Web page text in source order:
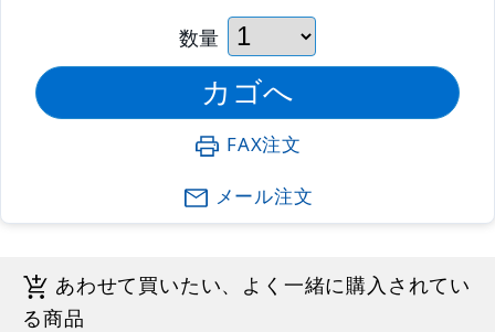
数量
FAX注文
メール注文
あわせて買いたい、よく一緒に購入されてい
る商品